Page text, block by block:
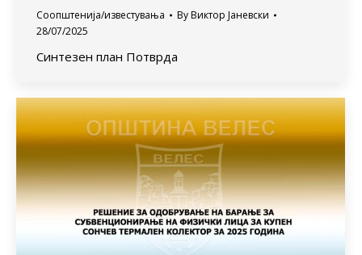
Соопштенија/известувања By Виктор Јаневски
28/07/2025
Синтезен план Потврда